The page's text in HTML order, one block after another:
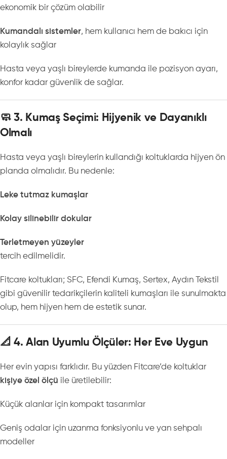
ekonomik bir çözüm olabilir
Kumandalı sistemler, hem kullanıcı hem de bakıcı için
kolaylık sağlar
Hasta veya yaşlı bireylerde kumanda ile pozisyon ayarı,
konfor kadar güvenlik de sağlar.
🧼 3. Kumaş Seçimi: Hijyenik ve Dayanıklı
Olmalı
Hasta veya yaşlı bireylerin kullandığı koltuklarda hijyen ön
planda olmalıdır. Bu nedenle:
Leke tutmaz kumaşlar
Kolay silinebilir dokular
Terletmeyen yüzeyler
tercih edilmelidir.
Fitcare koltukları; SFC, Efendi Kumaş, Sertex, Aydın Tekstil
gibi güvenilir tedarikçilerin kaliteli kumaşları ile sunulmakta
olup, hem hijyen hem de estetik sunar.
📐 4. Alan Uyumlu Ölçüler: Her Eve Uygun
Her evin yapısı farklıdır. Bu yüzden Fitcare’de koltuklar
kişiye özel ölçü ile üretilebilir:
Küçük alanlar için kompakt tasarımlar
Geniş odalar için uzanma fonksiyonlu ve yan sehpalı
modeller